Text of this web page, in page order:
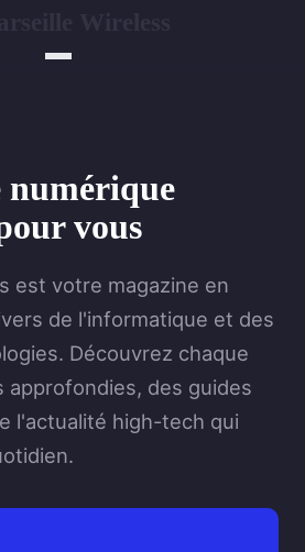
vous
est votre magazine en
de l'informatique et des
Découvrez chaque
approfondies, des guides
l'actualité high-tech qui